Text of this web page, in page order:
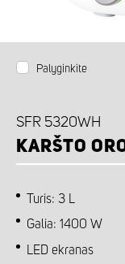
Palyginkite
SFR 5320WH
KARŠTO
Turis: 3 L
Galia: 1400 W
LED ekranas